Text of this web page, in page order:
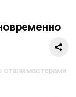
стали мастерами